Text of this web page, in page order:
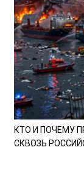
КТО И ПОЧЕМУ
СКВОЗЬ